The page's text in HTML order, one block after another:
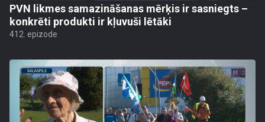
PVN likmes samazināšanas mērķis ir sasniegts –
konkrēti produkti ir kļuvuši lētāki
412. epizode